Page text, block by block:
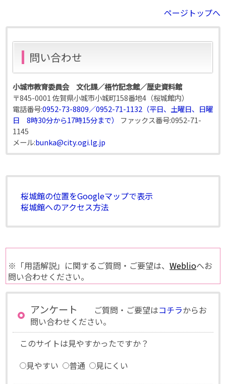
ページトップへ
問い合わせ
小城市教育委員会 文化課／梧竹記念館／歴史資料館
〒845-0001 佐賀県小城市小城町158番地4（桜城館内）
電話番号:0952-73-8809／0952-71-1132（平日、土曜日、日曜
日 8時30分から17時15分まで）
ファックス番号:0952-71-
1145
メール:bunka@city.ogi.lg.jp
桜城館の位置をGoogleマップで表示
桜城館へのアクセス方法
※「用語解説」に関するご質問・ご要望は、Weblioへお
問い合わせください。
アンケート ご質問・ご要望はコチラからお
問い合わせください。
このサイトは見やすかったですか？
見やすい
普通 見にくい